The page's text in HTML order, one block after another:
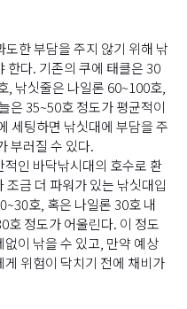
한 부담을 주지 않기 위해 낚
한다. 기존의 쿠에 태클은 30
낚싯줄은 나일론 60~100호,
은 35~50호 정도가 평균적이
세팅하면 낚싯대에 부담을 주
부러질 수 있다.
인 바닥낚시대의 호수로 환
금 더 파워가 있는 낚싯대입
호, 혹은 나일론 30호 내
호 정도가 어울린다. 이 정도
이 낚을 수 있고, 만약 예상
위험이 닥치기 전에 채비가